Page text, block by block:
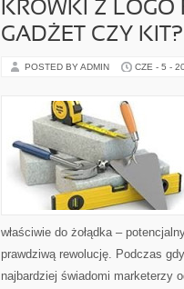
KRÓWKI Z LOGO
GADŻET CZY KIT?
POSTED BY ADMIN CZE - 5 -
właściwie do żołądka –
prawdziwą rewolucję. Podczas
najbardziej świadomi marketerzy